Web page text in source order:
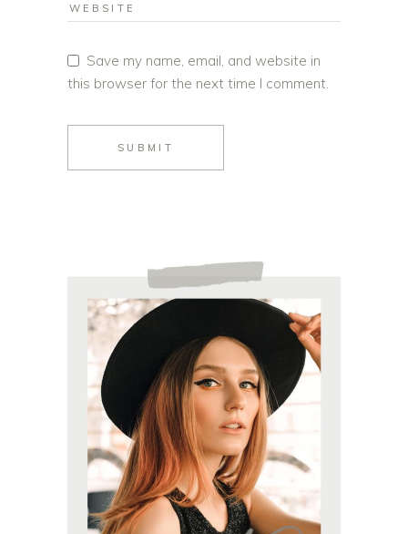
Save my name, email, and website in
this browser for the next time I comment.
SUBMIT